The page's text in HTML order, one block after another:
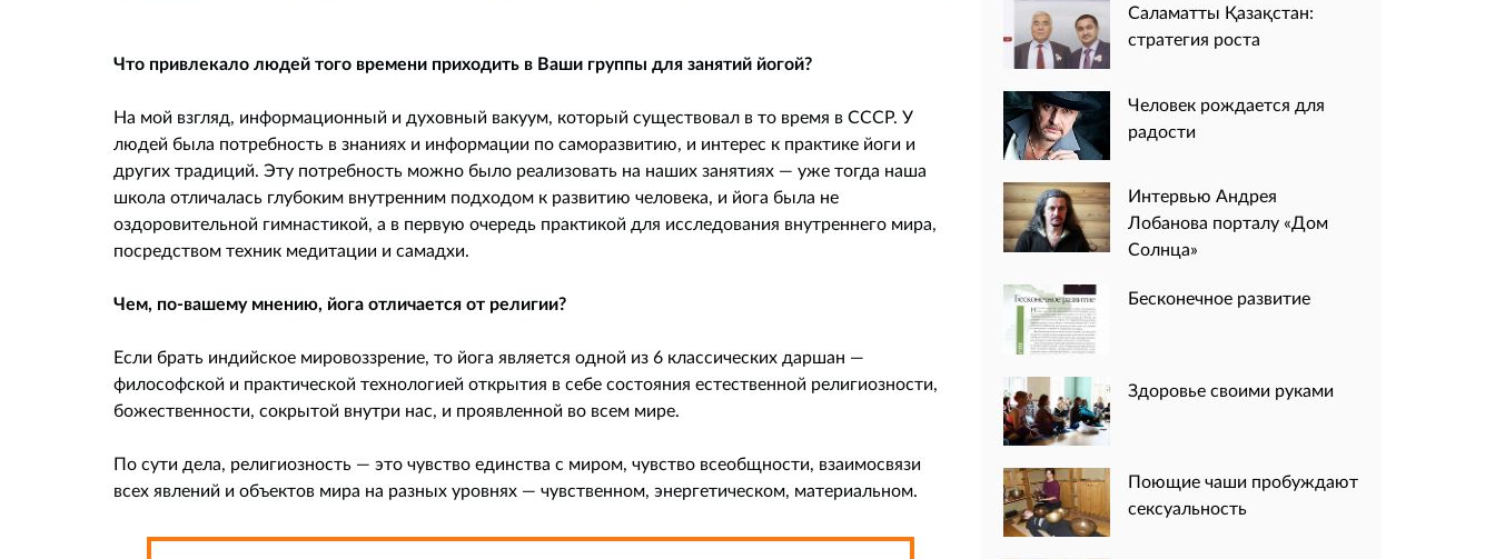
Что привлекало людей того времени приходить в Ваши группы для занятий йогой?
На мой взгляд, информационный и духовный вакуум, который существовал в то время в СССР. У
людей была потребность в знаниях и информации по саморазвитию, и интерес к практике йоги и
других традиций. Эту потребность можно было реализовать на наших занятиях — уже тогда наша
школа отличалась глубоким внутренним подходом к развитию человека, и йога была не
оздоровительной гимнастикой, а в первую очередь практикой для исследования внутреннего мира,
посредством техник медитации и самадхи.
Чем, по-вашему мнению, йога отличается от религии?
Если брать индийское мировоззрение, то йога является одной из 6 классических даршан —
философской и практической технологией открытия в себе состояния естественной религиозности,
божественности, сокрытой внутри нас, и проявленной во всем мире.
По сути дела, религиозность — это чувство единства с миром, чувство всеобщности, взаимосвязи
всех явлений и объектов мира на разных уровнях — чувственном, энергетическом, материальном.
Саламатты Қазақстан:
стратегия роста
Человек рождается для
радости
Интервью Андрея
Лобанова порталу «Дом
Солнца»
Бесконечное развитие
Здоровье своими руками
Поющие чаши пробуждают
сексуальность